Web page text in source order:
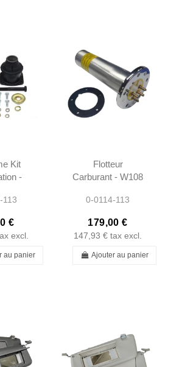
Kit
-
-
-
113
€
excl.
au panier
Flotteur
Carburant - W108
W111 W113
11005421204 -
110542120464
0-0114-113
179,00 €
147,93 € tax excl.
Ajouter au panier